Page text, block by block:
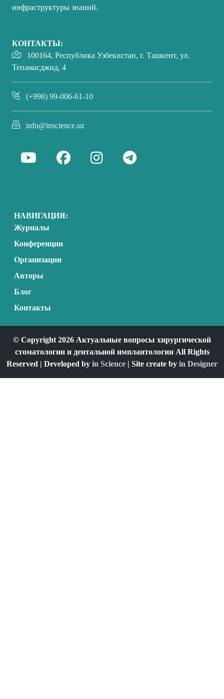
инфраструктуры знаний.
КОНТАКТЫ:
100164, Республика Узбекистан, г. Ташкент, ул.
Тепамасджид, 4
(+998) 99-006-61-10
info@inscience.uz
НАВИГАЦИЯ:
Журналы
Конференции
Организации
Авторы
Блог
Контакты
© Copyright 2026 Актуальные вопросы хирургической
стоматологии и дентальной имплантологии All Rights
Reserved | Developed by in Science | Site create by in Designer